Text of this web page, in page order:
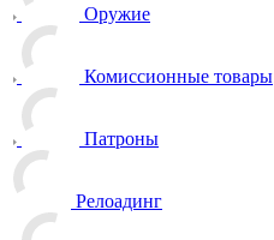
Оружие
Комиссионные товары
Патроны
Релоадинг